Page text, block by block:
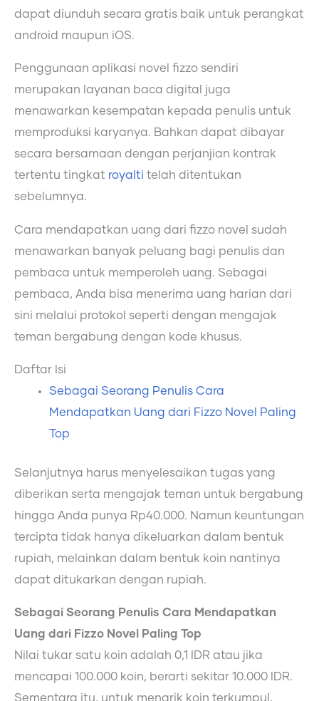
dapat diunduh secara gratis baik untuk perangkat
android maupun iOS.
Penggunaan aplikasi novel fizzo sendiri
merupakan layanan baca digital juga
menawarkan kesempatan kepada penulis untuk
memproduksi karyanya. Bahkan dapat dibayar
secara bersamaan dengan perjanjian kontrak
tertentu tingkat royalti telah ditentukan
sebelumnya.
Cara mendapatkan uang dari fizzo novel sudah
menawarkan banyak peluang bagi penulis dan
pembaca untuk memperoleh uang. Sebagai
pembaca, Anda bisa menerima uang harian dari
sini melalui protokol seperti dengan mengajak
teman bergabung dengan kode khusus.
Daftar Isi
Sebagai Seorang Penulis Cara
Mendapatkan Uang dari Fizzo Novel Paling
Top
Selanjutnya harus menyelesaikan tugas yang
diberikan serta mengajak teman untuk bergabung
hingga Anda punya Rp40.000. Namun keuntungan
tercipta tidak hanya dikeluarkan dalam bentuk
rupiah, melainkan dalam bentuk koin nantinya
dapat ditukarkan dengan rupiah.
Sebagai Seorang Penulis Cara Mendapatkan
Uang dari Fizzo Novel Paling Top
Nilai tukar satu koin adalah 0,1 IDR atau jika
mencapai 100.000 koin, berarti sekitar 10.000 IDR.
Sementara itu, untuk menarik koin terkumpul,